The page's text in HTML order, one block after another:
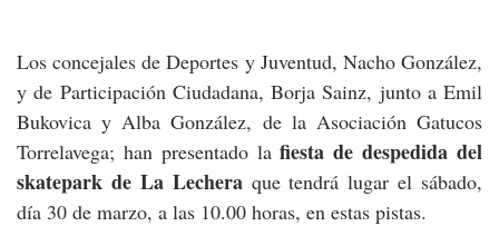
Los concejales de Deportes y Juventud, Nacho González,
y de Participación Ciudadana, Borja Sainz, junto a Emil
Bukovica y Alba González, de la Asociación Gatucos
Torrelavega; han presentado lafiesta de despedida del
skatepark de La Lecheraque tendrá lugar el sábado,
día 30 de marzo, a las 10.00 horas, en estas pistas.